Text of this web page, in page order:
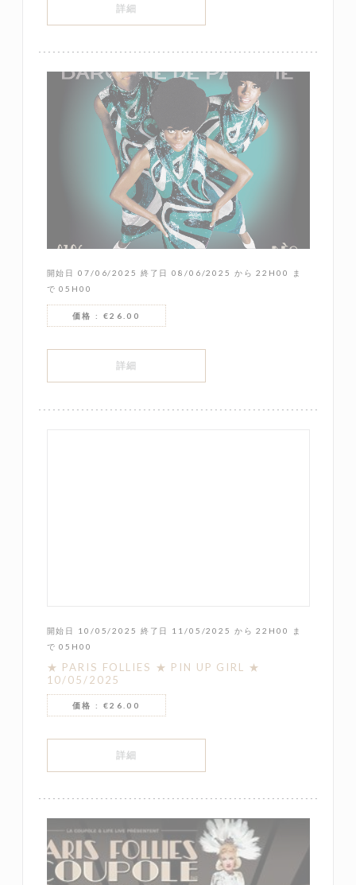
詳細
開始日 07/06/2025 終了日 08/06/2025 から 22H00 ま
で 05H00
価格 : €26.00
詳細
開始日 10/05/2025 終了日 11/05/2025 から 22H00 ま
で 05H00
★ PARIS FOLLIES ★ PIN UP GIRL ★
10/05/2025
価格 : €26.00
詳細